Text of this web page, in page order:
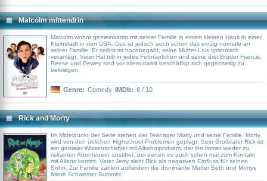
Drogentest zum Beweis ihrer Läuterung zu machen. Also wendet sich Rue mit
einer besonderen Bitte an ihre Freundin Lexi (Maude Apatow) aus
Kindheitstagen. Und auch im weiteren Umfeld der Jugendlichen kommt es
inmitten von Drogen, Sex und Geheimnissen zu allerlei Verflechtungen, die
ihre Zukunft maßgeblich bestimmen könnten...
Malcolm mittendrin
Malcolm wohnt gemeinsamn mit seiner Familie in einem kleinen Haus in einer
Kleinstadt in den USA. Das ist jedoch auch schon das einzig normale an
seiner Familie: Er selbst ist hochbegabt, seine Mutter Lois tyrannisch
veranlagt, Vater Hal tritt in jedes Fettnäpfchen und seine drei Brüder Francis,
Reese und Dewey sind vor allem damit beschäftigt sich gegenseitig zu
bekriegen.
Genre: Comedy IMDb: 8 / 10
Rick and Morty
Im Mittelpunkt der Serie stehen der Teenager Morty und seine Familie. Morty
wird von den üblichen Highschool-Problemen geplagt. Sein Großvater Rick ist
ein genialer Wissenschaftler mit Alkoholproblem, der ihn immer wieder zu
riskanten Abenteuern anstiftet, bei denen es auch schon mal zum Kontakt
mit Aliens kommt. Vater Jerry sieht Rick als negativen Einfluss für seinen
Sohn. Zur Familie zählen außerdem die dominante Mutter Beth und Mortys
ältere Schwester Summer.